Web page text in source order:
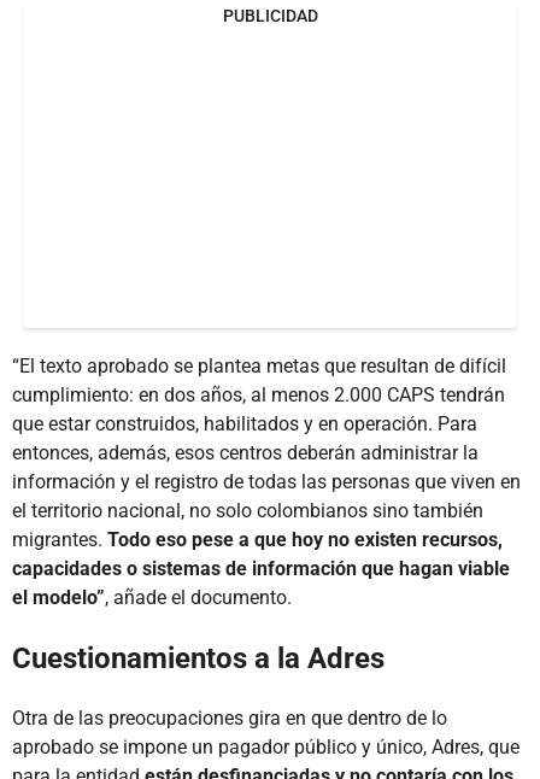
PUBLICIDAD
“El texto aprobado se plantea metas que resultan de difícil
cumplimiento: en dos años, al menos 2.000 CAPS tendrán
que estar construidos, habilitados y en operación. Para
entonces, además, esos centros deberán administrar la
información y el registro de todas las personas que viven en
el territorio nacional, no solo colombianos sino también
migrantes. Todo eso pese a que hoy no existen recursos,
capacidades o sistemas de información que hagan viable
el modelo”, añade el documento.
Cuestionamientos a la Adres
Otra de las preocupaciones gira en que dentro de lo
aprobado se impone un pagador público y único, Adres, que